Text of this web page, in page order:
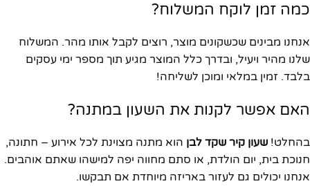
כמה זמן לוקח המשלוח?
אנחנו מבינים שכשקונים מוצר, רוצים לקבל אותו מהר. המשלוח
שלנו מהיר ויעיל, ובדרך כלל המוצר מגיע תוך מספר ימי עסקים
בלבד. זמין במלאי ומוכן לשליחה!
האם אפשר לקנות את השעון במתנה?
בהחלט! שעון קיר שקד לבן הוא מתנה מצוינת לכל אירוע – חתונה,
חנוכת בית, יום הולדת, או סתם מחווה יפה למישהו שאתם אוהבים.
אנחנו יכולים גם לעזור באריזה מיוחדת אם תבקשו.